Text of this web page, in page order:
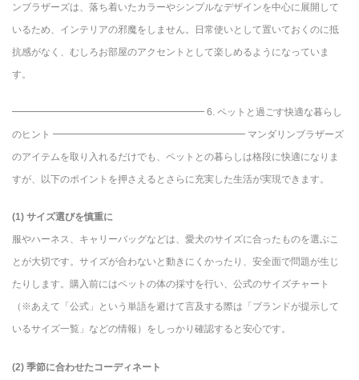
ンブラザーズは、落ち着いたカラーやシンプルなデザインを中心に展開して
いるため、インテリアの邪魔をしません。日常使いとして置いておくのに抵
抗感がなく、むしろお部屋のアクセントとして楽しめるようになっていま
す。
━━━━━━━━━━━━━━━━━━━━ 6. ペットと過ごす快適な暮らし
のヒント ━━━━━━━━━━━━━━━━━━━━ マンダリンブラザーズ
のアイテムを取り入れるだけでも、ペットとの暮らしは格段に快適になりま
すが、以下のポイントを押さえるとさらに充実した生活が実現できます。
(1) サイズ選びを慎重に
服やハーネス、キャリーバッグなどは、愛犬のサイズに合ったものを選ぶこ
とが大切です。サイズが合わないと動きにくかったり、安全面で問題が生じ
たりします。購入前にはペットの体の採寸を行い、公式のサイズチャート
（※あえて「公式」という単語を避けて言及する際は「ブランドが提示して
いるサイズ一覧」などの情報）をしっかり確認すると安心です。
(2) 季節に合わせたコーディネート